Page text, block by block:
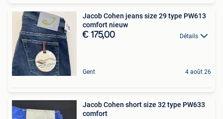
Jacob Cohen jeans size 29 type PW613
comfort nieuw
€ 175,00 Détails
Gent 4 août 26
Jacob Cohen short size 32 type PW633
comfort